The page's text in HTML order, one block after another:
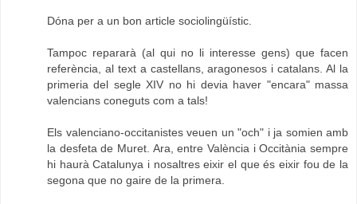
Dóna per a un bon article sociolingüístic.
Tampoc repararà (al qui no li interesse gens) que facen
referència, al text a castellans, aragonesos i catalans. Al la
primeria del segle XIV no hi devia haver "encara" massa
valencians coneguts com a tals!
Els valenciano-occitanistes veuen un "och" i ja somien amb
la desfeta de Muret. Ara, entre València i Occitània sempre
hi haurà Catalunya i nosaltres eixir el que és eixir fou de la
segona que no gaire de la primera.